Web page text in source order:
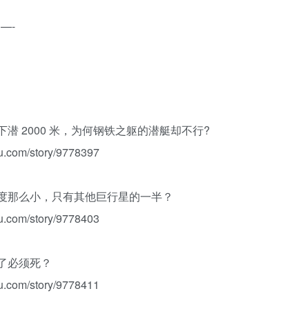
—-
潜 2000 米，为何钢铁之躯的潜艇却不行?
story/9778397
那么小，只有其他巨行星的一半？
story/9778403
必须死？
story/9778411